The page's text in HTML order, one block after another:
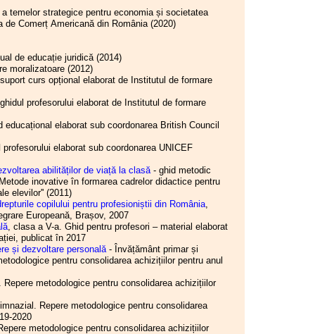
Județul Hunedoara - Biroul
Executiv S.I.P. Județul
I.S.J. Hunedoara
21.05.2026
la nivelul Instituției
Hunedoara
21.05.2026
Comisia Paritară de la nivelul
Consiliul de administrație al
14.05.2026
I.S.J. Hunedoara
05.05.2026
I.S.J. Hunedoara
Hunedoara
S.I.P. Județul
Hunedoara
Hunedoara
Hunedoara
„Spiru Haret”
Hunedoara
Hunedoara
CNSLR-FRĂȚIA!
al S.I.P.
Hunedoara
Hunedoara
Hunedoara
Hunedoara
Hunedoara
Hunedoara
unităților de
Hunedoara (on
S.I.P. Județul
Executiv S.I.P.
- Informare
Hunedoara
Hunedoara
temelor strategice pentru economia și societatea
de Comerț Americană din România (2020)
de educație juridică (2014)
moralizatoare (2012)
curs opțional elaborat de Institutul de formare
profesorului elaborat de Institutul de formare
educațional elaborat sub coordonarea British Council
profesorului elaborat sub coordonarea UNICEF
abilităților de viață la clasă - ghid metodic
inovative în formarea cadrelor didactice pentru
elevilor'' (2011)
copilului pentru profesioniștii din România
Europeană, Brașov, 2007
, clasa a V-a. Ghid pentru profesori – material elaborat
publicat în 2017
și dezvoltare personală - Învățământ primar și
pentru consolidarea achizițiilor pentru anul
metodologice pentru consolidarea achizițiilor
Repere metodologice pentru consolidarea
2020
metodologice pentru consolidarea achizițiilor